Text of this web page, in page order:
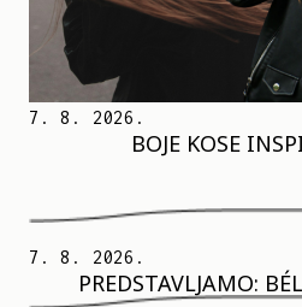
7. 8. 2026.
BOJE KOSE
7. 8. 2026.
PREDSTAVLJAMO: